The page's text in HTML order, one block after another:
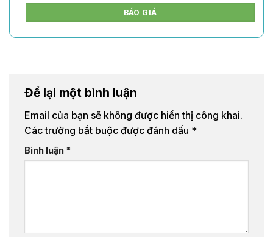
BÁO GIÁ
Để lại một bình luận
Email của bạn sẽ không được hiển thị công khai.
Các trường bắt buộc được đánh dấu *
Bình luận *